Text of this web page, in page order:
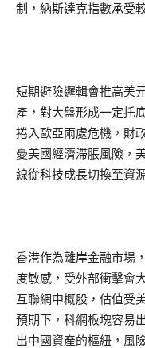
制，納斯達克指數承受
短期避險邏輯會推高美
產，對大盤形成一定托
捲入歐亞兩處危機，財
憂美國經濟滯脹風險，
線從科技成長切換至資
香港作為離岸金融市場
度敏感，受外部衝擊會
互聯網中概股，估值受
預期下，科網板塊容易
出中國資產的樞紐，風